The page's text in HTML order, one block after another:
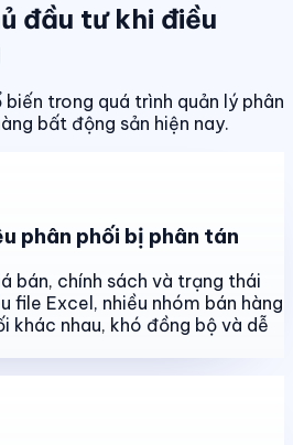
đầu tư khi điều
biến trong quá trình quản lý phân
bất động sản hiện nay.
phân phối bị phân tán
bán, chính sách và trạng thái
file Excel, nhiều nhóm bán hàng
khác nhau, khó đồng bộ và dễ